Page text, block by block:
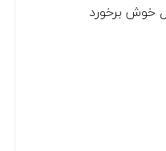
خوش برخورد